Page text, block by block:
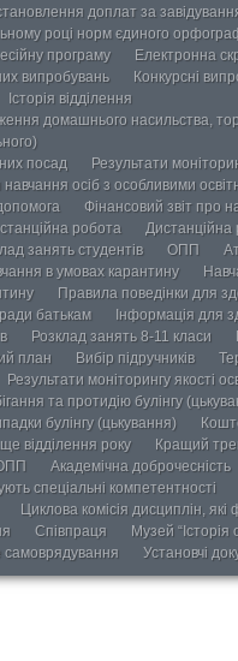
доплат за
році норм єдиного
програму
Електронна
випробувань Конкурсні
Історія відділення
домашнього насильства,
посад
Результати
осіб з особливими
Фінансовий звіт про
робота
занять студентів ОПП
в умовах карантину
Правила поведінки для
батькам Інформація для
Розклад занять 8-11 класи
план Вибір підручників
Результати моніторингу якості
та протидію булінгу
булінгу (цькування)
відділення року Кращий
Академічна доброчесність
спеціальні компетентності
Циклова комісія дисциплін,
Співпраця Музей “Історія
самоврядування Установчі